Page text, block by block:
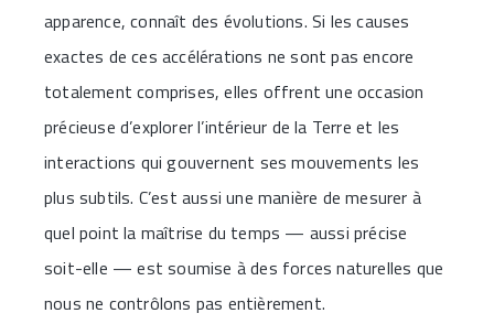
apparence, connaît des évolutions. Si les causes
exactes de ces accélérations ne sont pas encore
totalement comprises, elles offrent une occasion
précieuse d’explorer l’intérieur de la Terre et les
interactions qui gouvernent ses mouvements les
plus subtils. C’est aussi une manière de mesurer à
quel point la maîtrise du temps — aussi précise
soit-elle — est soumise à des forces naturelles que
nous ne contrôlons pas entièrement.